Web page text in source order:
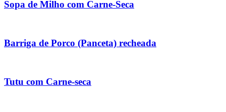
Sopa de Milho com Carne-Seca
Barriga de Porco (Panceta) recheada
Tutu com Carne-seca